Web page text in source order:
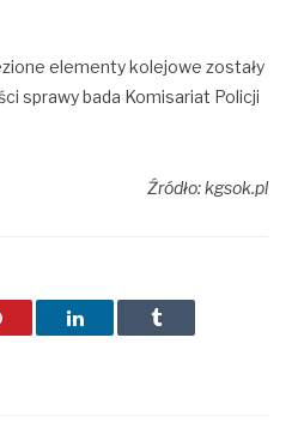
elementy kolejowe zostały
sprawy bada Komisariat Policji
Źródło: kgsok.pl
PinterestLinkedInTumblr